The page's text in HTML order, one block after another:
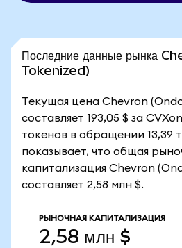
Последние данные рынка
Tokenized)
Текущая цена Chevron
составляет 193,05 $ за
токенов в обращении 13,39
показывает, что общая
капитализация Chevron
составляет 2,58 млн $.
РЫНОЧНАЯ КАПИТАЛИЗАЦИЯ
2,58 млн $